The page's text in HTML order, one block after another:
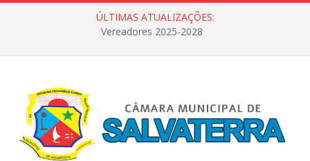
ÚLTIMAS ATUALIZAÇÕES:
Vereadores 2025-2028